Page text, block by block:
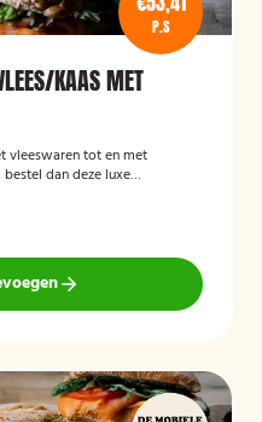
P.S
KAAS MET
vleeswaren tot en met
dan deze luxe